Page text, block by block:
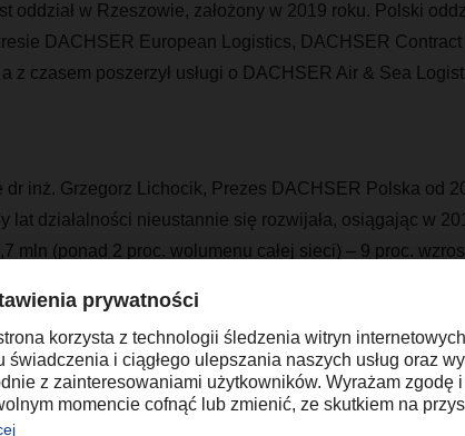
oddział w Rzeszowie, założony w 2019 roku. Polski
DACHSER European Logistics, DACHSER
z czasem poszerzył usługi o DACHSER Air & Sea
dr inż. Grzegorz Lichocik, Prezes DACHSER Polska od
lat działalności nieustannie się rozwijała, osiągając w
mln (ponad 2 proc. wolumenu całej sieci) – 9 proc.
proc. całej sieci) – wzrost o 5 proc. Przychody w 2019
całej sieci), co znacznie przekroczyło prognozę na
z 234,5 do 380 mln. Rozwój polskiej części firmy
które mogło się spełnić dzięki zintegrowanej sieci a tym
lat historii przedsiębiorstwa – od jednoosobowej firmy